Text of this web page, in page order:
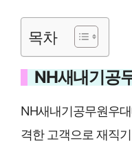
목차
NH새내기공
NH새내기공무원우
격한 고객으로 재직